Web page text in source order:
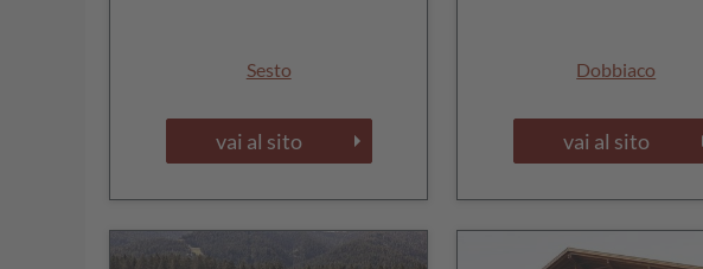
Sesto
vai al sito
Dobbiaco
vai al sito